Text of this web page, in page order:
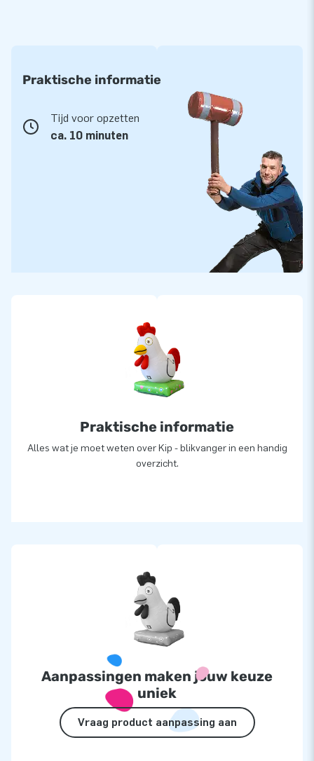
Praktische informatie
Tijd voor opzetten
ca. 10 minuten
Praktische informatie
Alles wat je moet weten over Kip - blikvanger in een handig
overzicht.
Aanpassingen maken jouw keuze
uniek
Vraag product aanpassing aan